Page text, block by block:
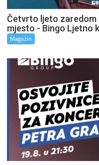
Četvrto ljeto zaredom
mjesto - Bingo Ljetno
Magazin